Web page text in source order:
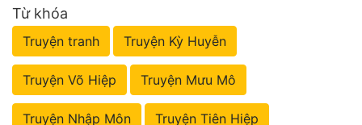
Từ khóa
Truyện tranh Truyện Kỳ Huyễn
Truyện Võ Hiệp Truyện Mưu Mô
Truyện Nhập Môn Truyện Tiên Hiệp